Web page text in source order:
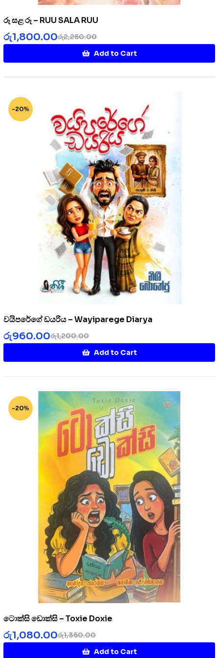
රූ සළ රූ – RUU SALA RUU
රු2,250.00
රු1,800.00
Add to Cart
-20%
වයිපරේගේ ඩයරිය – Wayiparege Diarya
රු1,200.00
රු960.00
Add to Cart
-20%
ටොක්සි ඩොක්සි – Toxie Doxie
රු1,350.00
රු1,080.00
Add to Cart